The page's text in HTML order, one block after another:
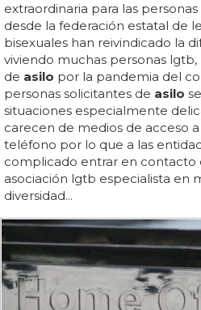
extraordinaria para las
desde la federación estatal de
bisexuales han reivindicado la
viviendo muchas personas
de asilo por la pandemia del
personas solicitantes de asilo
situaciones especialmente
carecen de medios de acceso
teléfono por lo que a las
complicado entrar en contacto
asociación lgtb especialista en
diversidad...